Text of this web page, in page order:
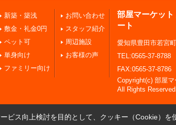
新築・築浅
敷金・礼金0円
ペット可
単身向け
ファミリー向け
お問い合わせ
スタッフ紹介
周辺施設
お客様の声
部屋マーケッ
ート
愛知県豊田市若宮
TEL:0565-37-8788
FAX:0565-37-8786
Copyright(c) 部屋
All Rights
ビス向上検討を目的として、クッキー（Cookie）を